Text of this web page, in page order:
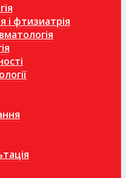
і фтизиатрія